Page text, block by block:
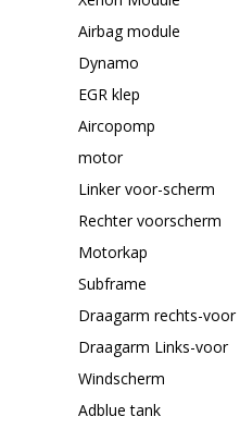
Airbag module
Dynamo
EGR klep
Aircopomp
motor
Linker voor-scherm
Rechter voorscherm
Motorkap
Subframe
Draagarm rechts-voor
Draagarm Links-voor
Windscherm
Adblue tank